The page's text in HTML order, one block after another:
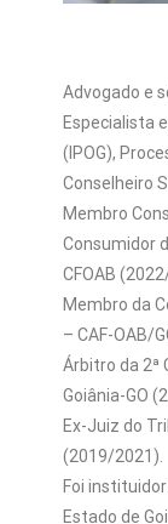
Advogado e
Especialista
(IPOG),
Conselheiro
Membro
Consumidor
CFOAB
Membro da
– CAF-OAB/
Árbitro da 2ª
Goiânia-GO
Ex-Juiz do
(2019/2021).
Foi
Estado de